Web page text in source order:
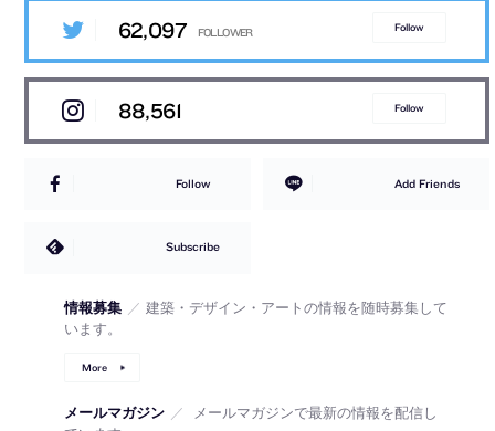
62,097 Follow
88,561 Follow
Follow Add Friends
Subscribe
情報募集 ／ 建築・デザイン・アートの情報を随時募集して
います。
More
メールマガジン ／
メールマガジンで最新の情報を配信し